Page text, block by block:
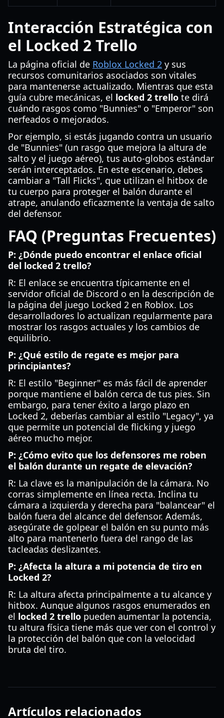
Interacción Estratégica con
el Locked 2 Trello
La página oficial de Roblox Locked 2 y sus
recursos comunitarios asociados son vitales
para mantenerse actualizado. Mientras que esta
guía cubre mecánicas, el locked 2 trello te dirá
cuándo rasgos como "Bunnies" o "Emperor" son
nerfeados o mejorados.
Por ejemplo, si estás jugando contra un usuario
de "Bunnies" (un rasgo que mejora la altura de
salto y el juego aéreo), tus auto-globos estándar
serán interceptados. En este escenario, debes
cambiar a "Tall Flicks", que utilizan el hitbox de
tu cuerpo para proteger el balón durante el
atrape, anulando eficazmente la ventaja de salto
del defensor.
FAQ (Preguntas Frecuentes)
P: ¿Dónde puedo encontrar el enlace oficial
del locked 2 trello?
R: El enlace se encuentra típicamente en el
servidor oficial de Discord o en la descripción de
la página del juego Locked 2 en Roblox. Los
desarrolladores lo actualizan regularmente para
mostrar los rasgos actuales y los cambios de
equilibrio.
P: ¿Qué estilo de regate es mejor para
principiantes?
R: El estilo "Beginner" es más fácil de aprender
porque mantiene el balón cerca de tus pies. Sin
embargo, para tener éxito a largo plazo en
Locked 2, deberías cambiar al estilo "Legacy", ya
que permite un potencial de flicking y juego
aéreo mucho mejor.
P: ¿Cómo evito que los defensores me roben
el balón durante un regate de elevación?
R: La clave es la manipulación de la cámara. No
corras simplemente en línea recta. Inclina tu
cámara a izquierda y derecha para "balancear" el
balón fuera del alcance del defensor. Además,
asegúrate de golpear el balón en su punto más
alto para mantenerlo fuera del rango de las
tacleadas deslizantes.
P: ¿Afecta la altura a mi potencia de tiro en
Locked 2?
R: La altura afecta principalmente a tu alcance y
hitbox. Aunque algunos rasgos enumerados en
el locked 2 trello pueden aumentar la potencia,
tu altura física tiene más que ver con el control y
la protección del balón que con la velocidad
bruta del tiro.
Artículos relacionados